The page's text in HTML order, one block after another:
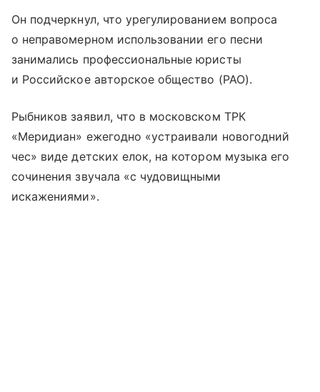
Он подчеркнул, что урегулированием вопроса
о неправомерном использовании его песни
занимались профессиональные юристы
и Российское авторское общество (РАО).
Рыбников заявил, что в московском ТРК
«Меридиан» ежегодно «устраивали новогодний
чес» виде детских елок, на котором музыка его
сочинения звучала «с чудовищными
искажениями».